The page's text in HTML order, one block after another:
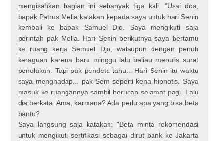
mengisahkan bagian ini sebanyak tiga kali. "Usai doa,
bapak Petrus Mella katakan kepada saya untuk hari Senin
kembali ke bapak Samuel Djo. Saya mengikuti saja
perintah pak Mella. Hari Senin berikutnya saya bertamu
ke ruang kerja Semuel Djo, walaupun dengan penuh
keraguan karena baru minggu lalu beliau menulis surat
penolakan. Tapi pak pendeta tahu... Hari Senin itu waktu
saya menghadap... pak Sem seperti kena hipnotis. Saya
masuk ke ruangannya sambil berucap selamat pagi. Lalu
dia berkata: Ama, karmana? Ada perlu apa yang bisa beta
bantu?
Saya langsung saja katakan: "Beta minta rekomendasi
untuk mengikuti sertifikasi sebagai dirut bank ke Jakarta